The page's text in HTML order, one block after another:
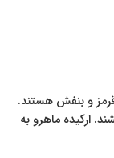
و بنفش هستند.
ارکیده ماهرو به